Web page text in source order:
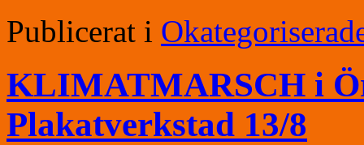
Publicerat i
KLIMATMARSCH i
Plakatverkstad 13/8